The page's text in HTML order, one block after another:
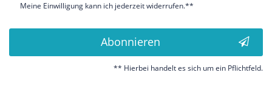
Meine Einwilligung kann ich jederzeit widerrufen.**
Abonnieren
** Hierbei handelt es sich um ein Pflichtfeld.